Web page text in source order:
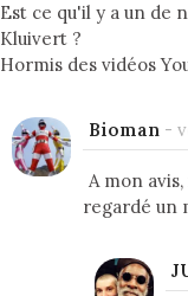
Est ce qu'il y a un de
Kluivert ?
Hormis des vidéos
Bioman -
A mon
regardé un